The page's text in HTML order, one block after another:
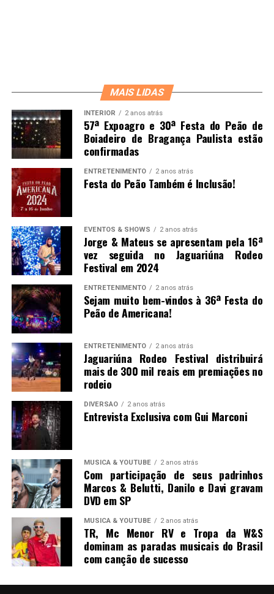
MAIS LIDAS
INTERIOR 2 anos atrás
57ª Expoagro e 30ª Festa do Peão de
Boiadeiro de Bragança Paulista estão
confirmadas
ENTRETENIMENTO 2 anos atrás
Festa do Peão Também é Inclusão!
EVENTOS & SHOWS 2 anos atrás
Jorge & Mateus se apresentam pela 16ª
vez seguida no Jaguariúna Rodeo
Festival em 2024
ENTRETENIMENTO 2 anos atrás
Sejam muito bem-vindos à 36ª Festa do
Peão de Americana!
ENTRETENIMENTO 2 anos atrás
Jaguariúna Rodeo Festival distribuirá
mais de 300 mil reais em premiações no
rodeio
DIVERSÃO 2 anos atrás
Entrevista Exclusiva com Gui Marconi
MUSICA & YOUTUBE 2 anos atrás
Com participação de seus padrinhos
Marcos & Belutti, Danilo e Davi gravam
DVD em SP
MUSICA & YOUTUBE 2 anos atrás
TR, Mc Menor RV e Tropa da W&S
dominam as paradas musicais do Brasil
com canção de sucesso